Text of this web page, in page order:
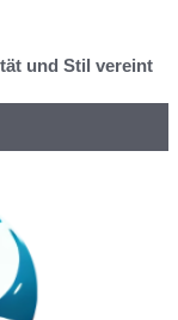
und Stil vereint